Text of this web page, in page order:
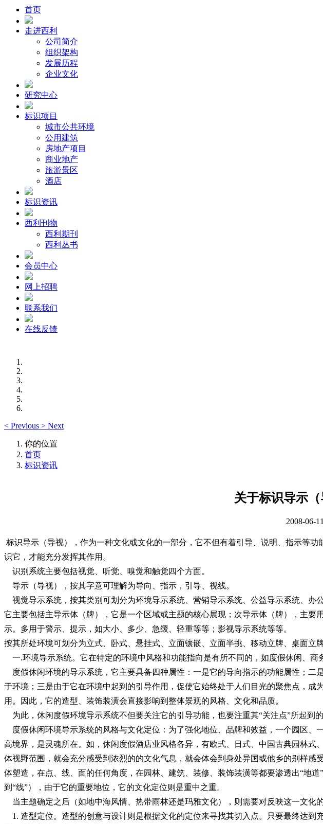
首页
走进西利
公司简介
组织架构
发展历程
企业文化
研究中心
标识项目
城市公共环境
公用建筑
房地产项目
商业地产
旅游景区
酒店
标识资讯
西利刊物
西利期刊
西利丛书
会员中心
网上招聘
联系我们
在线反馈
< Previous > Next
你的位置
首页
标识资讯
关于标识导示
2008-06-
标识导示（导视），作为一种文化或文化的一部分，它不但有着引导、说明、指示等
识它，才能充分发挥其作用。
识别系统主要包括视觉、听觉、嗅觉和触觉四个方面。
导示（导视），按其字意可理解为导向、指示，引导、视线。
视觉导示系统，按其类别可划分为环境导示系统、营销导示系统、公益导示系统、办
它主要包括主导示体（牌），它是一个区域或主题的核心展现；次导示体（牌），主
示。多用于警示、提示，如大小、多少、急缓、轻重等等；影视导示系统等等。
按其所处环境可划分为立式、卧式、悬挂式、立面镶嵌、立面半挑、移动立牌、桌面立
一.环境导示系统。它在特定的环境中风格和功能指向是有所不同的，如度假休闲、商
度假休闲环境的导示系统，它主要具备四种属性：一是它的导向指示的功能属性；
于环境；三是由于它在环境中起到的引导作用，促使它始终处于人们目光的聚焦点，
用。因此，它的造型、装饰装潢会直接影响到整体景观的风格、文化和品质。
为此，休闲度假环境导示系统不但要关注它的引导功能，也要注重其“关注点”所起到
度假休闲环境导示系统的风格与文化定位：为了强化地位、品牌和效益，一个园区
高境界，是灵魂所在。如，休闲度假酒店业风格各异，有欧式、日式、中国古典园林
体视野范围，就会充分感受到浓烈的的文化气息，就会体会到身处异国或他乡的别样
体塑造，在点、线、面的任何角度，在园林、建筑、装修、装饰装潢等都要渗透出“地
到“线”），由于它的重要地位，它的文化定位则是重中之重。
当主题确定之后（如地中海风情、热带雨林还是玛雅文化），则需要对反映这一文化
1. 造型定位。造型的创意与设计则是根据文化的定位来寻找其切入点。只要最终达